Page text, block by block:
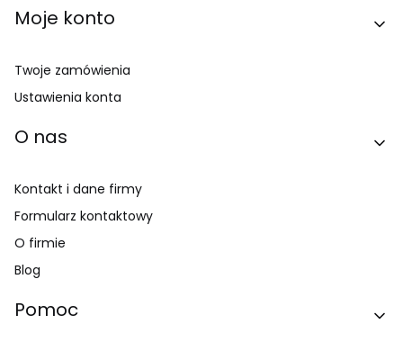
Moje konto
Twoje zamówienia
Ustawienia konta
O nas
Kontakt i dane firmy
Formularz kontaktowy
O firmie
Blog
Pomoc